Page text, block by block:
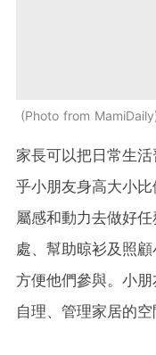
Photo from MamiDaily
家長可以把日常生
乎小朋友身高大小
屬感和動力去做好
處、幫助晾衫及照
方便他們參與。小
自理、管理家居的空